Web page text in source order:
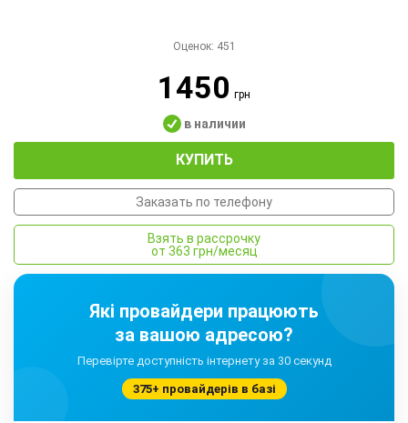
Оценок: 451
1450грн
в наличии
КУПИТЬ
Заказать по телефону
Взять в рассрочку
от 363 грн/месяц
Які провайдери працюють
за вашою адресою?
Перевірте доступність інтернету за 30 секунд
375+ провайдерів в базі